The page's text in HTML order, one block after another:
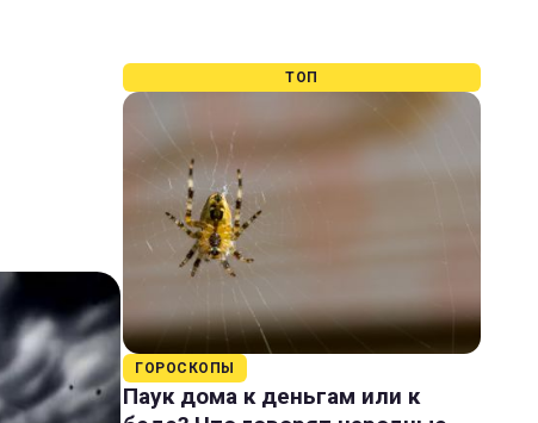
ТОП
ГОРОСКОПЫ
Паук дома к деньгам или к